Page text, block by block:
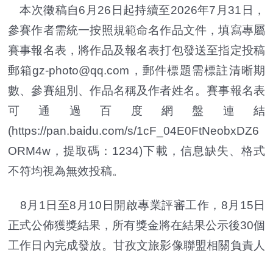
本次徵稿自6月26日起持續至2026年7月31日，
參賽作者需統一按照規範命名作品文件，填寫專屬
賽事報名表，將作品及報名表打包發送至指定投稿
郵箱gz-photo@qq.com，郵件標題需標註清晰期
數、參賽組別、作品名稱及作者姓名。賽事報名表
可通過百度網盤連結
(https://pan.baidu.com/s/1cF_04E0FtNeobxDZ6
ORM4w，提取碼：1234)下載，信息缺失、格式
不符均視為無效投稿。
8月1日至8月10日開啟專業評審工作，8月15日
正式公佈獲獎結果，所有獎金將在結果公示後30個
工作日內完成發放。甘孜文旅影像聯盟相關負責人